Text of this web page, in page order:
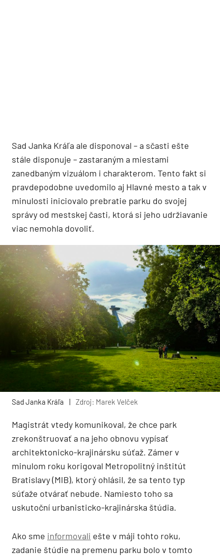
Sad Janka Kráľa ale disponoval – a sčasti ešte
stále disponuje – zastaraným a miestami
zanedbaným vizuálom i charakterom. Tento fakt si
pravdepodobne uvedomilo aj Hlavné mesto a tak v
minulosti iniciovalo prebratie parku do svojej
správy od mestskej časti, ktorá si jeho udržiavanie
viac nemohla dovoliť.
Sad Janka Kráľa Zdroj: Marek Velček
Magistrát vtedy komunikoval, že chce park
zrekonštruovať a na jeho obnovu vypísať
architektonicko-krajinársku súťaž. Zámer v
minulom roku korigoval Metropolitný inštitút
Bratislavy (MIB), ktorý ohlásil, že sa tento typ
súťaže otvárať nebude. Namiesto toho sa
uskutoční urbanisticko-krajinárska štúdia.
Ako sme informovali ešte v máji tohto roku,
zadanie štúdie na premenu parku bolo v tomto